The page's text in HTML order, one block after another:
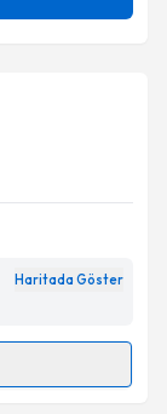
Haritada Göster